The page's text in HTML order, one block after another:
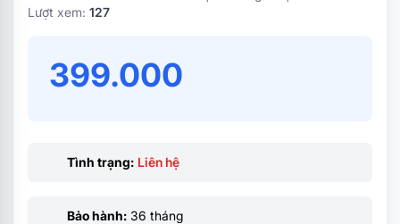
Lượt xem: 127
399.000
Tình trạng: Liên hệ
Bảo hành: 36 tháng